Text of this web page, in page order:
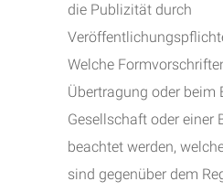
die Publizität durch
Welche
Übertragung oder beim
Gesellschaft oder einer
beachtet werden,
sind gegenüber dem